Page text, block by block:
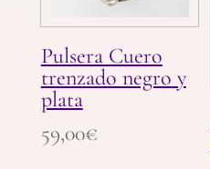
Pulsera Cuero
trenzado negro y
plata
59,00€